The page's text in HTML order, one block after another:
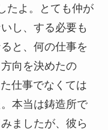
たよ。とても仲が
し、する必要も
と、何の仕事を
向を決めたの
仕事でなくては
本当は鋳造所で
ましたが、彼ら